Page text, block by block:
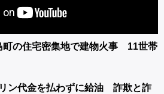
町の住宅密集地で建物火事 11世帯
ン代金を払わずに給油 詐欺と詐